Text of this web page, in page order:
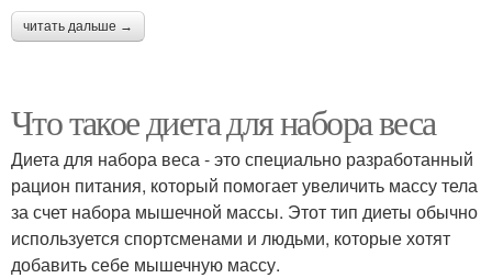
читать дальше →
Что такое диета для набора веса
Диета для набора веса - это специально разработанный
рацион питания, который помогает увеличить массу тела
за счет набора мышечной массы. Этот тип диеты обычно
используется спортсменами и людьми, которые хотят
добавить себе мышечную массу.